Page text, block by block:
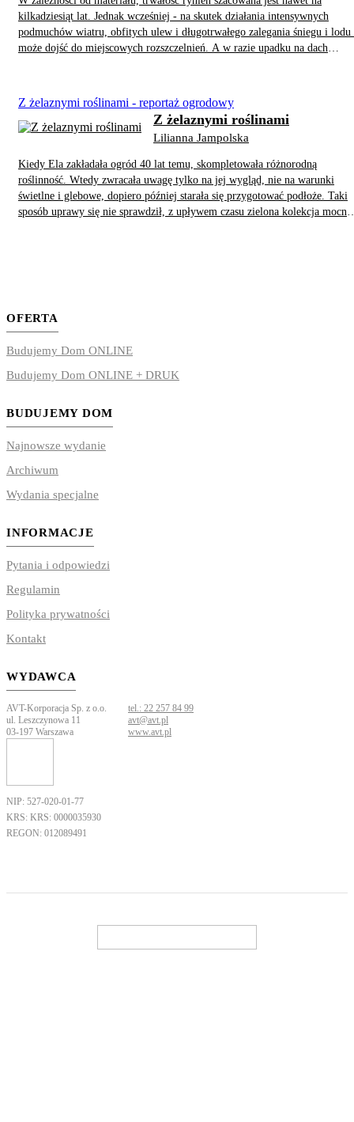
kilkadziesiąt lat. Jednak wcześniej - na skutek działania intensywnych
podmuchów wiatru, obfitych ulew i długotrwałego zalegania śniegu i lodu
może dojść do miejscowych rozszczelnień. A w razie upadku na dach
wykonywać systematyczne przeglądy i w razie stwierdzenia uszkodzeń -
wymienić elementy na nowe. Przy okazji warto na dachu zainstalować
system przeciwoblodzeniowy.
Z żelaznymi roślinami - reportaż ogrodowy
Kiedy Ela zakładała ogród 40 lat temu, skompletowała różnorodną
roślinność. Wtedy zwracała uwagę tylko na jej wygląd, nie na warunki
świetlne i glebowe, dopiero później starała się przygotować podłoże. Taki
sposób uprawy się nie sprawdził, z upływem czasu zielona kolekcja mocno
Z żelaznymi roślinami
Lilianna Jampolska
OFERTA
Budujemy Dom ONLINE
Budujemy Dom ONLINE + DRUK
BUDUJEMY DOM
Najnowsze wydanie
Archiwum
Wydania specjalne
INFORMACJE
Pytania i odpowiedzi
Regulamin
Polityka prywatności
Kontakt
WYDAWCA
AVT-Korporacja Sp. z o.o.
tel.: 22 257 84 99
ul. Leszczynowa 11
avt@avt.pl
03-197 Warszawa
www.avt.pl
NIP: 527-020-01-77
KRS: KRS: 0000035930
REGON: 012089491